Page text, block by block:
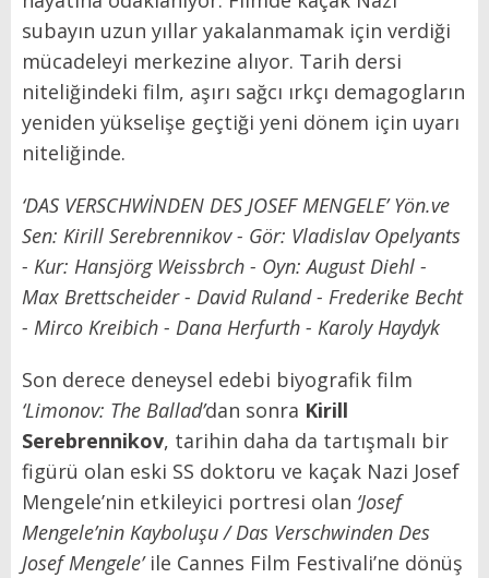
subayın uzun yıllar yakalanmamak için verdiği
mücadeleyi merkezine alıyor. Tarih dersi
niteliğindeki film, aşırı sağcı ırkçı demagogların
yeniden yükselişe geçtiği yeni dönem için uyarı
niteliğinde.
‘DAS VERSCHWİNDEN DES JOSEF MENGELE’ Yön.ve
Sen: Kirill Serebrennikov - Gör: Vladislav Opelyants
- Kur: Hansjörg Weissbrch - Oyn: August Diehl -
Max Brettscheider - David Ruland - Frederike Becht
- Mirco Kreibich - Dana Herfurth - Karoly Haydyk
Son derece deneysel edebi biyografik film
‘Limonov: The Ballad’dan sonra Kirill
Serebrennikov, tarihin daha da tartışmalı bir
figürü olan eski SS doktoru ve kaçak Nazi Josef
Mengele’nin etkileyici portresi olan ‘Josef
Mengele’nin Kayboluşu / Das Verschwinden Des
Josef Mengele’ ile Cannes Film Festivali’ne dönüş